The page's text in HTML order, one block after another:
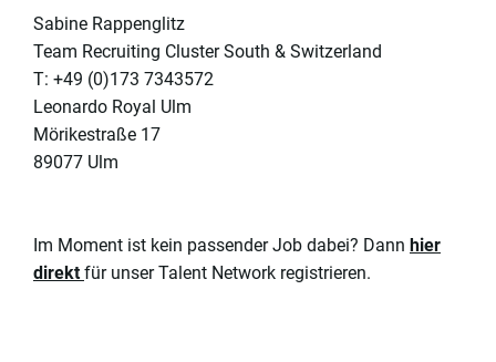
Sabine Rappenglitz
Team Recruiting Cluster South & Switzerland
T: +49 (0)173 7343572
Leonardo Royal Ulm
Mörikestraße 17
89077 Ulm
Im Moment ist kein passender Job dabei? Dann hier
direkt für unser Talent Network registrieren.